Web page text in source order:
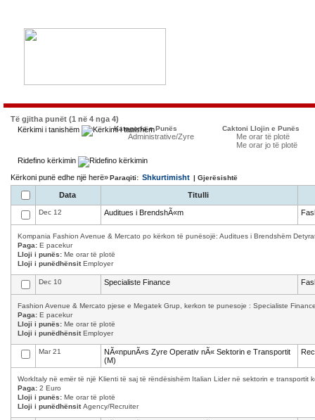
Të gjitha punët (1 në 4 nga 4)
Kërkimi i tanishëm
Kategoria e Punës
Administrative/Zyre
Caktoni Llojin e Punës
Me orar të plotë
Me orar jo të plotë
Ridefino kërkimin
Kërkoni punë edhe një herë»Paraqiti: Shkurtimisht | Gjerësishtë
Data Titulli
Dec 12 Auditues i BrendshÃ«m
Kompania Fashion Avenue & Mercato po kërkon të punësojë: Auditues i Brendshëm
Paga: E pacekur
Lloji i punës: Me orar të plotë
Lloji i punëdhënsitEmployer
Dec 10 Specialiste Finance
Fashion Avenue & Mercato pjese e Megatek Grup, kerkon te punesoje : Specialiste
Paga: E pacekur
Lloji i punës: Me orar të plotë
Lloji i punëdhënsitEmployer
Mar 21
NÃ«npunÃ«s Zyre Operativ nÃ« Sektorin e Transportit
(M)
WorkItaly në emër të një Klienti të saj të rëndësishëm Italian Lider në sektorin e transportit
Paga: 2 Euro
Lloji i punës: Me orar të plotë
Lloji i punëdhënsitAgency/Recruiter